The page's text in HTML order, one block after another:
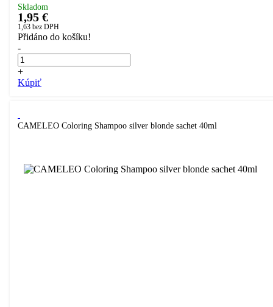
Skladom
1,95 €
1,63 bez DPH
Přidáno do košíku!
-
+
Kúpiť
CAMELEO Coloring Shampoo silver blonde sachet 40ml